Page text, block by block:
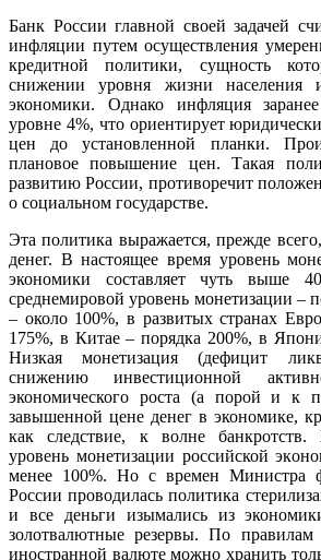
Банк России главной своей задачей
инфляции путем осуществления
кредитной политики, сущность
снижении уровня жизни населения
экономики. Однако инфляция
уровне 4%, что ориентирует
цен до установленной планки.
плановое повышение цен. Такая
развитию России, противоречит
о социальном государстве.
Эта политика выражается, прежде
денег. В настоящее время уровень
экономики составляет чуть выше
среднемировой уровень монетизации –
– около 100%, в развитых странах
175%, в Китае – порядка 200%, в
Низкая монетизация (дефицит
снижению инвестиционной
экономического роста (а порой и к
завышенной цене денег в экономике,
как следствие, к волне
уровень монетизации российской
менее 100%. Но с времен Министра
России проводилась политика
и все деньги изымались из
золотвалютные резервы. По
иностранной валюте можно хранить